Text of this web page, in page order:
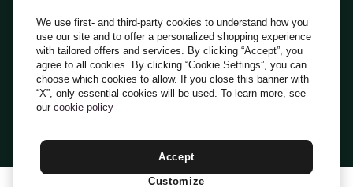
Everli News
Domande frequenti
Lavora con noi
Diventa Shopper
Investitori
PrivacyCookiePreferenze Cookie
Termini e CondizioniCodice Etico
Indirizzo PEC: everli@pec.it - indirizzo DPO: dpo@everli.com
Italiano
We use first- and third-party cookies to understand how you
use our site and to offer a personalized shopping experience
with tailored offers and services. By clicking “Accept”, you
agree to all cookies. By clicking “Cookie Settings”, you can
choose which cookies to allow. If you close this banner with
“X”, only essential cookies will be used. To learn more, see
our cookie policy
Accept
Customize